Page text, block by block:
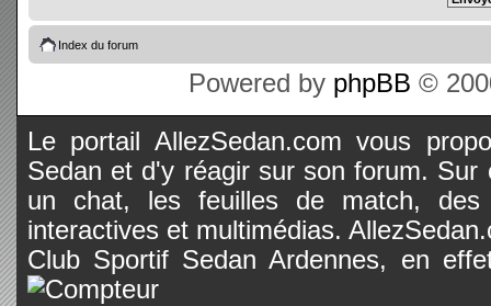
Index du forum
Powered by phpBB ©
Le portail AllezSedan.com vous
Sedan et d'y réagir sur son forum.
un chat, les feuilles de match, des
interactives et multimédias.
Club Sportif Sedan Ardennes, en